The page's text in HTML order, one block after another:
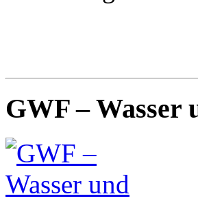
GWF – Wasser